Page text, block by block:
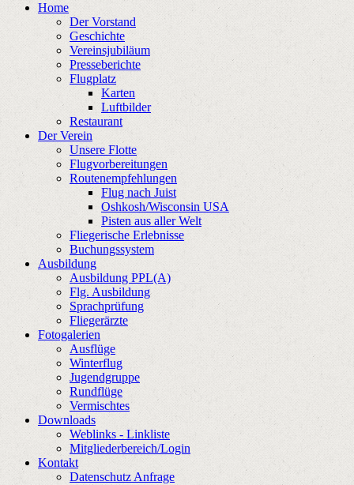
Home
Der Vorstand
Geschichte
Vereinsjubiläum
Presseberichte
Flugplatz
Karten
Luftbilder
Restaurant
Der Verein
Unsere Flotte
Flugvorbereitungen
Routenempfehlungen
Flug nach Juist
Oshkosh/Wisconsin USA
Pisten aus aller Welt
Fliegerische Erlebnisse
Buchungssystem
Ausbildung
Ausbildung PPL(A)
Flg. Ausbildung
Sprachprüfung
Fliegerärzte
Fotogalerien
Ausflüge
Winterflug
Jugendgruppe
Rundflüge
Vermischtes
Downloads
Weblinks - Linkliste
Mitgliederbereich/Login
Kontakt
Datenschutz Anfrage